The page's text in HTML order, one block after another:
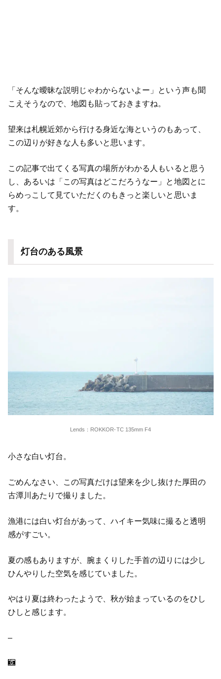
「そんな曖昧な説明じゃわからないよー」という声も聞
こえそうなので、地図も貼っておきますね。
望来は札幌近郊から行ける身近な海というのもあって、
この辺りが好きな人も多いと思います。
この記事で出てくる写真の場所がわかる人もいると思う
し、あるいは「この写真はどこだろうなー」と地図とに
らめっこして見ていただくのもきっと楽しいと思いま
す。
灯台のある風景
Lends：ROKKOR-TC 135mm F4
小さな白い灯台。
ごめんなさい、この写真だけは望来を少し抜けた厚田の
古潭川あたりで撮りました。
漁港には白い灯台があって、ハイキー気味に撮ると透明
感がすごい。
夏の感もありますが、腕まくりした手首の辺りには少し
ひんやりした空気を感じていました。
やはり夏は終わったようで、秋が始まっているのをひし
ひしと感じます。
–